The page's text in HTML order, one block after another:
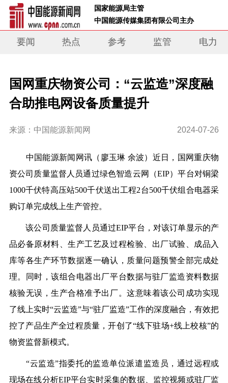
国家能源局主管
中国能源传媒集团有限公司主办
要闻 热点 参考 监管 电力
国网重庆物资公司：“云监造”深度融
合助推电网设备质量提升
来源：中国能源新闻网 2024-07-26
中国能源新闻网讯 （廖玉琳 余波） 近日，国网重庆物
资公司质量监督人员通过绿色智造云网（EIP）平台对铜梁
1000千伏特高压站500千伏送出工程2台500千伏组合电器采
购订单完成线上生产管控。
该公司质量监督人员通过EIP平台，对该订单显示的产
品必备原材料、生产工艺及过程检验、出厂试验、成品入
库等各生产环节数据逐一确认，质量问题预警全部完成处
理。同时，该组合电器出厂平台数据与驻厂监造资料数据
核验无误，生产合格准予出厂。这意味着该公司成功实现
了线上实时“云监造”与“驻厂监造”工作的深度融合，有效把
控了产品生产全过程质量，开创了“线下驻场+线上校核”的
物资监督新模式。
“云监造”指委托的监造单位派遣监造员，通过远程或
现场在线分析EIP平台实时采集的数据、监控视频或驻厂监